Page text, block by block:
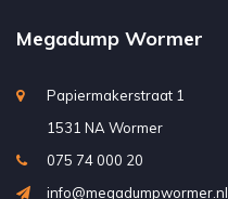
Megadump Wormer
Papiermakerstraat 1
1531 NA Wormer
075 74 000 20
info@megadumpwormer.nl